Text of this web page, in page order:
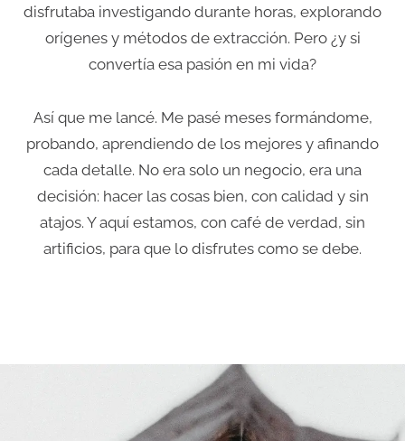
disfrutaba investigando durante horas, explorando
orígenes y métodos de extracción. Pero ¿y si
convertía esa pasión en mi vida?
Así que me lancé. Me pasé meses formándome,
probando, aprendiendo de los mejores y afinando
cada detalle. No era solo un negocio, era una
decisión: hacer las cosas bien, con calidad y sin
atajos. Y aquí estamos, con café de verdad, sin
artificios, para que lo disfrutes como se debe.